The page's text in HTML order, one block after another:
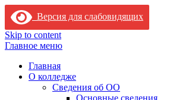
Версия для слабовидящих
Skip to content
Главное меню
Главная
О колледже
Сведения об ОО
Основные сведения